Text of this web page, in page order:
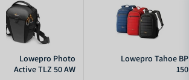
Lowepro Tahoe BP
150
Lowepro Photo
Active TLZ 50 AW